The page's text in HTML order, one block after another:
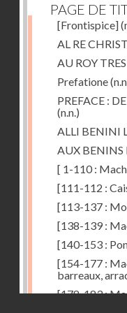
PAGE DE
[Frontispice]
AL RE
AU ROY
Prefatione
PREFACE :
(n.n.)
ALLI BENINI
AUX BENINS
[ 1-110 :
[111-112 :
[113-137 :
[138-139 :
[140-153 :
[154-177 :
barreaux,
[178-183 :